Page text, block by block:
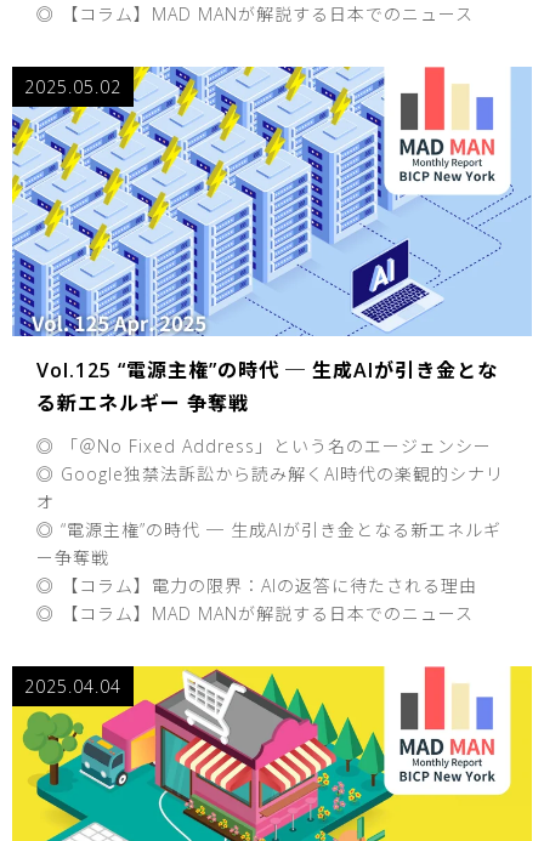
◎ 【コラム】MAD MANが解説する日本でのニュース
Vol.125 “電源主権”の時代 ─ 生成AIが引き金とな
る新エネルギー 争奪戦
◎ 「＠No Fixed Address」という名のエージェンシー
◎ Google独禁法訴訟から読み解くAI時代の楽観的シナリ
オ
◎ “電源主権”の時代 ─ 生成AIが引き金となる新エネルギ
ー争奪戦
◎ 【コラム】電力の限界：AIの返答に待たされる理由
◎ 【コラム】MAD MANが解説する日本でのニュース
2025.05.02
2025.04.04